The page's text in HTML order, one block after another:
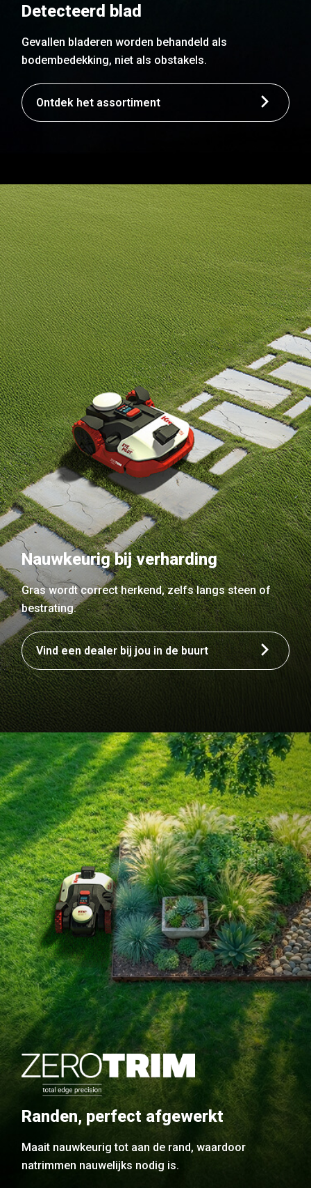
Detecteerd blad
Gevallen bladeren worden behandeld als
bodembedekking, niet als obstakels.
Ontdek het assortiment
Nauwkeurig bij verharding
Gras wordt correct herkend, zelfs langs steen of
bestrating.
Vind een dealer bij jou in de buurt
Randen, perfect afgewerkt
Maait nauwkeurig tot aan de rand, waardoor
natrimmen nauwelijks nodig is.